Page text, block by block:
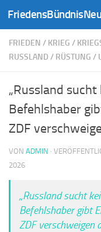
Zum Inhalt springen
FRIEDEN / KRIEG /
RUSSLAND / RÜSTUNG /
„Russland
Befehlshaber
ZDF
VON ADMIN ·
2026
„Russland sucht
Befehlshaber gibt
ZDF verschweigen